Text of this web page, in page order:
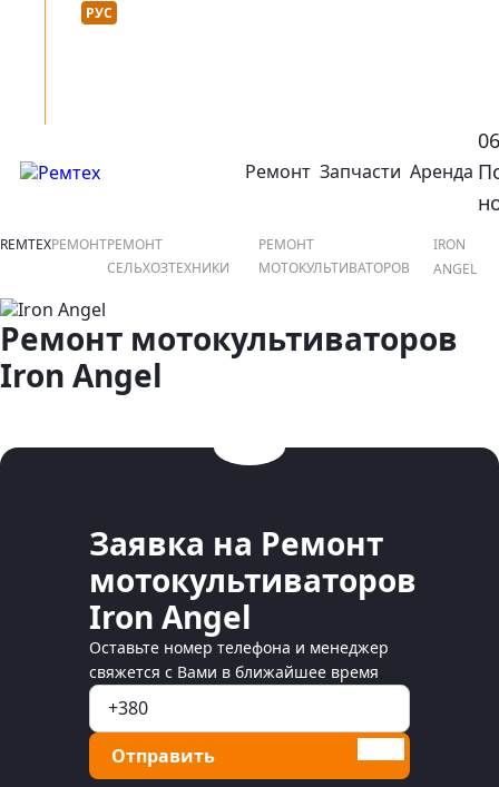
Язык сайта :
РУС
открыть или закрыть навигационное меню
Ремонт Запчасти Аренда
REMTEXРЕМОНТРЕМОНТ
СЕЛЬХОЗТЕХНИКИ
РЕМОНТ
МОТОКУЛЬТИВАТОРОВ
IRON
ANGEL
Ремонт мотокультиваторов
Iron Angel
Заявка на Ремонт
мотокультиваторов
Iron Angel
Оставьте номер телефона и менеджер
свяжется с Вами в ближайшее время
Отправить